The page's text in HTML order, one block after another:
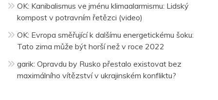
OK: Kanibalismus ve jménu klimaalarmismu: Lidský
kompost v potravním řetězci (video)
OK: Evropa směřující k dalšímu energetickému šoku:
Tato zima může být horší než v roce 2022
garik: Opravdu by Rusko přestalo existovat bez
maximálního vítězství v ukrajinském konfliktu?